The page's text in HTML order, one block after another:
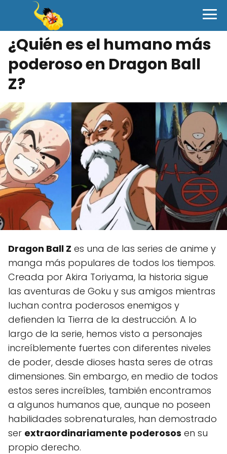
¿Quién es el humano más
poderoso en Dragon Ball
Z?
Dragon Ball Z es una de las series de anime y
manga más populares de todos los tiempos.
Creada por Akira Toriyama, la historia sigue
las aventuras de Goku y sus amigos mientras
luchan contra poderosos enemigos y
defienden la Tierra de la destrucción. A lo
largo de la serie, hemos visto a personajes
increíblemente fuertes con diferentes niveles
de poder, desde dioses hasta seres de otras
dimensiones. Sin embargo, en medio de todos
estos seres increíbles, también encontramos
a algunos humanos que, aunque no poseen
habilidades sobrenaturales, han demostrado
ser extraordinariamente poderosos en su
propio derecho.